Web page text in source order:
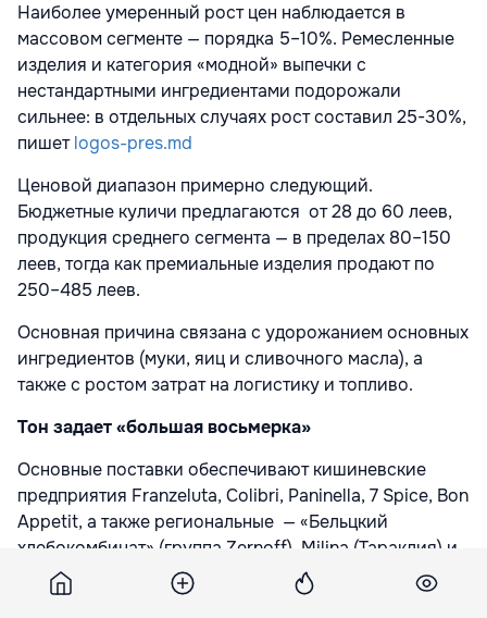
Наиболее умеренный рост цен наблюдается в
массовом сегменте — порядка 5–10%. Ремесленные
изделия и категория «модной» выпечки с
нестандартными ингредиентами подорожали
сильнее: в отдельных случаях рост составил 25-30%,
пишетlogos-pres.md
Ценовой диапазон примерно следующий.
Бюджетные куличи предлагаются от 28 до 60 леев,
продукция среднего сегмента — в пределах 80–150
леев, тогда как премиальные изделия продают по
250–485 леев.
Основная причина связана с удорожанием основных
ингредиентов (муки, яиц и сливочного масла), а
также с ростом затрат на логистику и топливо.
Тон задает «большая восьмерка»
Основные поставки обеспечивают кишиневские
предприятия Franzeluta, Colibri, Paninella, 7 Spice, Bon
Appetit, а также региональные — «Бельцкий
хлебокомбинат» (группа Zernoff), Milina (Тараклия) и
Brodetski (Оргеев). Их продукция фактически
формирует предложение в сетевом ритейле страны.